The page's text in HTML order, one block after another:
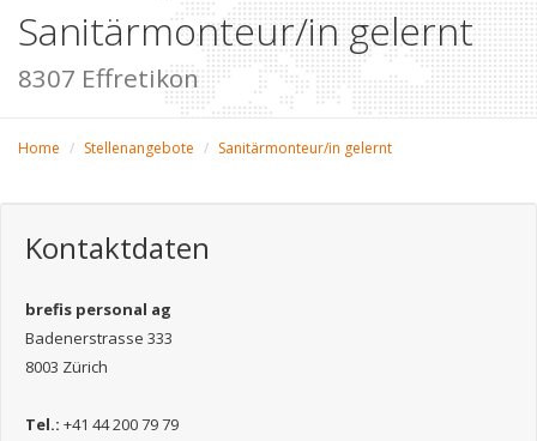
Sanitärmonteur/in gelernt
8307 Effretikon
Home Stellenangebote Sanitärmonteur/in gelernt
Kontaktdaten
brefis personal ag
Badenerstrasse 333
8003 Zürich
Tel.: +41 44 200 79 79